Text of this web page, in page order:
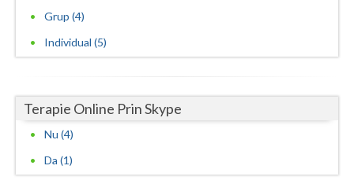
Grup (4)
Individual (5)
Terapie Online Prin Skype
Nu (4)
Da (1)